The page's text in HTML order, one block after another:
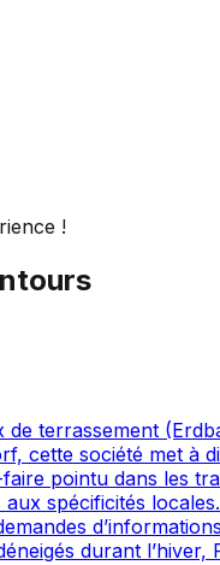
!
terrassement
cette société met
pointu dans les
spécificités
durant